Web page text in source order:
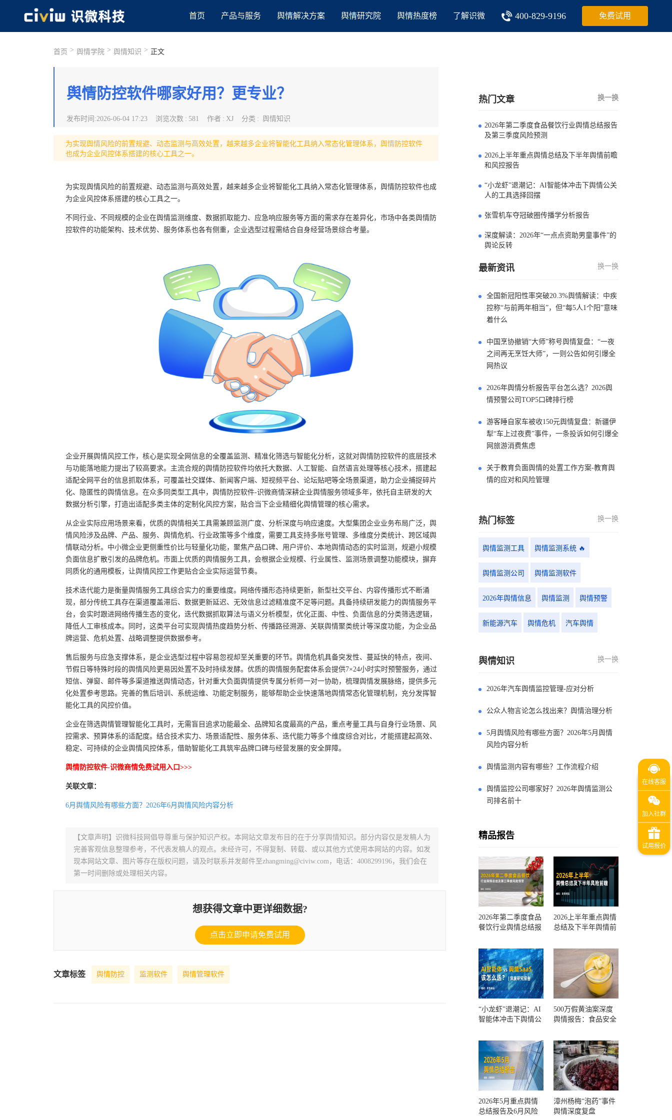
首页 产品与服务 舆情解决方案 舆情研究院 舆情热度榜 了解识微 400-829-9196 免费试用
首页 > 舆情学院 > 舆情知识 > 正文
舆情防控软件哪家好用？更专业？
发布时间 :2026-06-04 17:23 浏览次数 : 581 作者 : XJ 分类 : 舆情知识
为实现舆情风险的前置规避、动态监测与高效处置，越来越多企业将智能化工具纳入常态化管理体系，舆情防控软件
也成为企业风控体系搭建的核心工具之一。
为实现舆情风险的前置规避、动态监测与高效处置，越来越多企业将智能化工具纳入常态化管理体系，舆情防控软件也成
为企业风控体系搭建的核心工具之一。
不同行业、不同规模的企业在舆情监测维度、数据抓取能力、应急响应服务等方面的需求存在差异化，市场中各类舆情防
控软件的功能架构、技术优势、服务体系也各有侧重，企业选型过程需结合自身经营场景综合考量。
企业开展舆情风控工作，核心是实现全网信息的全覆盖监测、精准化筛选与智能化分析，这就对舆情防控软件的底层技术
与功能落地能力提出了较高要求。主流合规的舆情防控软件均依托大数据、人工智能、自然语言处理等核心技术，搭建起
适配全网平台的信息抓取体系，可覆盖社交媒体、新闻客户端、短视频平台、论坛贴吧等全场景渠道，助力企业捕捉碎片
化、隐匿性的舆情信息。在众多同类型工具中，舆情防控软件-识微商情深耕企业舆情服务领域多年，依托自主研发的大
数据分析引擎，打造出适配多类主体的定制化风控方案，贴合当下企业精细化舆情管理的核心需求。
从企业实际应用场景来看，优质的舆情相关工具需兼顾监测广度、分析深度与响应速度。大型集团企业业务布局广泛，舆
情风险涉及品牌、产品、服务、舆情危机、行业政策等多个维度，需要工具支持多账号管理、多维度分类统计、跨区域舆
情联动分析。中小微企业更侧重性价比与轻量化功能，聚焦产品口碑、用户评价、本地舆情动态的实时监测，规避小规模
负面信息扩散引发的品牌危机。市面上优质的舆情服务工具，会根据企业规模、行业属性、监测场景调整功能模块，摒弃
同质化的通用模板，让舆情风控工作更贴合企业实际运营节奏。
技术迭代能力是衡量舆情服务工具综合实力的重要维度。网络传播形态持续更新，新型社交平台、内容传播形式不断涌
现，部分传统工具存在渠道覆盖滞后、数据更新延迟、无效信息过滤精准度不足等问题。具备持续研发能力的舆情服务平
台，会实时跟进网络传播生态的变化，迭代数据抓取算法与语义分析模型，优化正面、中性、负面信息的分类筛选逻辑，
降低人工审核成本。同时，这类平台可实现舆情热度趋势分析、传播路径溯源、关联舆情聚类统计等深度功能，为企业品
牌运营、危机处置、战略调整提供数据参考。
售后服务与应急支撑体系，是企业选型过程中容易忽视却至关重要的环节。舆情危机具备突发性、蔓延快的特点，夜间、
节假日等特殊时段的舆情风险更易因处置不及时持续发酵。优质的舆情服务配套体系会提供7×24小时实时预警服务，通过
短信、弹窗、邮件等多渠道推送舆情动态，针对重大负面舆情提供专属分析师一对一协助，梳理舆情发展脉络，提供多元
化处置参考思路。完善的售后培训、系统运维、功能定制服务，能够帮助企业快速落地舆情常态化管理机制，充分发挥智
能化工具的风控价值。
企业在筛选舆情管理智能化工具时，无需盲目追求功能最全、品牌知名度最高的产品，重点考量工具与自身行业场景、风
控需求、预算体系的适配度。结合技术实力、场景适配性、服务体系、迭代能力等多个维度综合对比，才能搭建起高效、
稳定、可持续的企业舆情风控体系，借助智能化工具筑牢品牌口碑与经营发展的安全屏障。
舆情防控软件-识微商情免费试用入口>>>
关联文章：
6月舆情风险有哪些方面？2026年6月舆情风险内容分析
【文章声明】识微科技网倡导尊重与保护知识产权。本网站文章发布目的在于分享舆情知识。部分内容仅是发稿人为
完善客观信息整理参考，不代表发稿人的观点。未经许可，不得复制、转载、或以其他方式使用本网站的内容。如发
现本网站文章、图片等存在版权问题，请及时联系并发邮件至zhangming@civiw.com，电话：4008299196，我们会在
第一时间删除或处理相关内容。
想获得文章中更详细数据?
点击立即申请免费试用
文章标签 舆情防控 监测软件 舆情管理软件
热门文章 换一换
2026年第二季度食品餐饮行业舆情总结报告
及第三季度风险预测
2026上半年重点舆情总结及下半年舆情前瞻
和风控报告
“小龙虾”退潮记：AI智能体冲击下舆情公关
人的工具选择回摆
张雪机车夺冠破圈传播学分析报告
深度解读：2026年“一点点资助男童事件”的
舆论反转
最新资讯 换一换
全国新冠阳性率突破20.3%舆情解读：中疾
控称“与前两年相当”，但“每5人1个阳”意味
着什么
中国烹协撤销“大师”称号舆情复盘：“一夜
之间再无烹饪大师”，一则公告如何引爆全
网热议
2026年舆情分析报告平台怎么选？2026舆
情预警公司TOP5口碑排行榜
游客睡自家车被收150元舆情复盘：新疆伊
犁“车上过夜费”事件，一条投诉如何引爆全
网旅游消费焦虑
关于教育负面舆情的处置工作方案-教育舆
情的应对和风险管理
热门标签 换一换
舆情监测工具 舆情监测系统 🔥
舆情监测公司 舆情监测软件
2026年舆情信息 舆情监测 舆情预警
新能源汽车 舆情危机 汽车舆情
舆情知识 换一换
2026年汽车舆情监控管理-应对分析
公众人物言论怎么找出来？舆情治理分析
5月舆情风险有哪些方面？2026年5月舆情
风险内容分析
舆情监测内容有哪些？工作流程介绍
舆情监控公司哪家好？2026年舆情监测公
司排名前十
精品报告
2026年第二季度食品
餐饮行业舆情总结报
测
2026上半年重点舆情
总结及下半年舆情前
“小龙虾”退潮记：AI
智能体冲击下舆情公
500万假黄油案深度
舆情报告：食品安全
一环？
2026年5月重点舆情
总结报告及6月风险
漳州杨梅“泡药”事件
舆情深度复盘